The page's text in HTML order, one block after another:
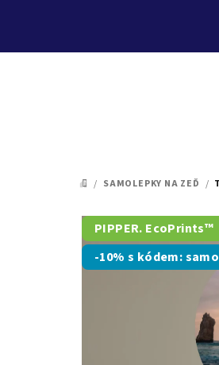
DOMŮ
/ SAMOLEPKY NA ZEĎ /
PIPPER. EcoPrints™
-10% s kódem: